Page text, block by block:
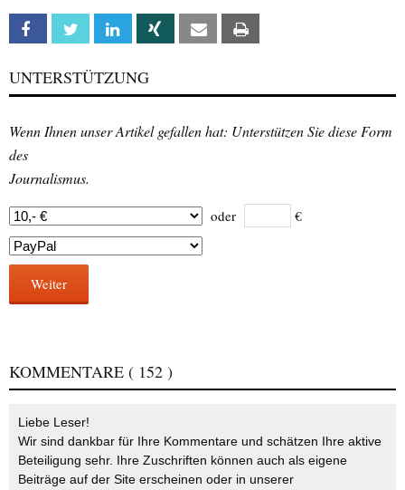
Facebook Twitter Linkedin Xing Email
UNTERSTÜTZUNG
Wenn Ihnen unser Artikel gefallen hat: Unterstützen Sie diese Form
des
Journalismus.
oder €
Weiter
KOMMENTARE ( 152 )
Liebe Leser!
Wir sind dankbar für Ihre Kommentare und schätzen Ihre aktive
Beteiligung sehr. Ihre Zuschriften können auch als eigene
Beiträge auf der Site erscheinen oder in unserer